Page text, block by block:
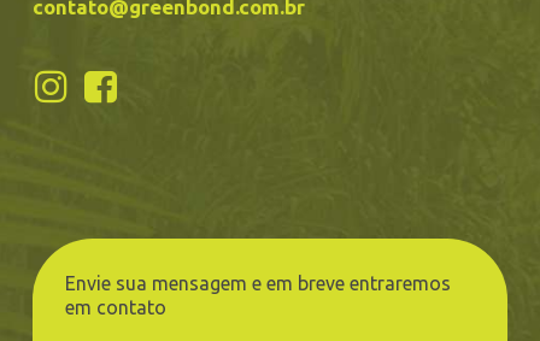
contato@greenbond.com.br
Envie sua mensagem e em breve entraremos
em contato